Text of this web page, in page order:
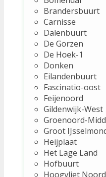
Brandersbuurt
Carnisse
Dalenbuurt
De Gorzen
De Hoek-1
Donken
Eilandenbuurt
Fascinatio-oost
Feijenoord
Gildenwijk-West
Groenoord-
Groot
Heijplaat
Het Lage Land
Hofbuurt
Hoogvliet Noord